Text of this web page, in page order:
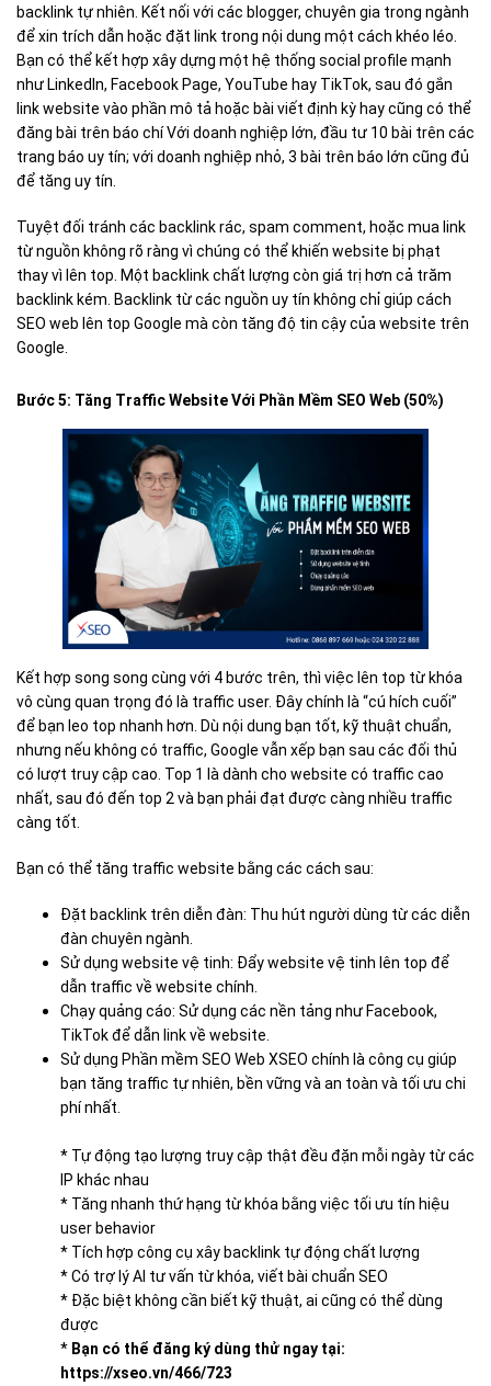
backlink tự nhiên. Kết nối với các blogger, chuyên gia trong ngành
để xin trích dẫn hoặc đặt link trong nội dung một cách khéo léo.
Bạn có thể kết hợp xây dựng một hệ thống social profile mạnh
như LinkedIn, Facebook Page, YouTube hay TikTok, sau đó gắn
link website vào phần mô tả hoặc bài viết định kỳ hay cũng có thể
đăng bài trên báo chí Với doanh nghiệp lớn, đầu tư 10 bài trên các
trang báo uy tín; với doanh nghiệp nhỏ, 3 bài trên báo lớn cũng đủ
để tăng uy tín.
Tuyệt đối tránh các backlink rác, spam comment, hoặc mua link
từ nguồn không rõ ràng vì chúng có thể khiến website bị phạt
thay vì lên top. Một backlink chất lượng còn giá trị hơn cả trăm
backlink kém. Backlink từ các nguồn uy tín không chỉ giúp cách
SEO web lên top Google mà còn tăng độ tin cậy của website trên
Google.
Bước 5: Tăng Traffic Website Với Phần Mềm SEO Web (50%)
Kết hợp song song cùng với 4 bước trên, thì việc lên top từ khóa
vô cùng quan trọng đó là traffic user. Đây chính là “cú hích cuối”
để bạn leo top nhanh hơn. Dù nội dung bạn tốt, kỹ thuật chuẩn,
nhưng nếu không có traffic, Google vẫn xếp bạn sau các đối thủ
có lượt truy cập cao. Top 1 là dành cho website có traffic cao
nhất, sau đó đến top 2 và bạn phải đạt được càng nhiều traffic
càng tốt.
Bạn có thể tăng traffic website bằng các cách sau:
Đặt backlink trên diễn đàn: Thu hút người dùng từ các diễn
đàn chuyên ngành.
Sử dụng website vệ tinh: Đẩy website vệ tinh lên top để
dẫn traffic về website chính.
Chạy quảng cáo: Sử dụng các nền tảng như Facebook,
TikTok để dẫn link về website.
Sử dụng Phần mềm SEO Web XSEO chính là công cụ giúp
bạn tăng traffic tự nhiên, bền vững và an toàn và tối ưu chi
phí nhất.
* Tự động tạo lượng truy cập thật đều đặn mỗi ngày từ các
IP khác nhau
* Tăng nhanh thứ hạng từ khóa bằng việc tối ưu tín hiệu
user behavior
* Tích hợp công cụ xây backlink tự động chất lượng
* Có trợ lý AI tư vấn từ khóa, viết bài chuẩn SEO
* Đặc biệt không cần biết kỹ thuật, ai cũng có thể dùng
được
* Bạn có thể đăng ký dùng thử ngay tại:
https://xseo.vn/466/723